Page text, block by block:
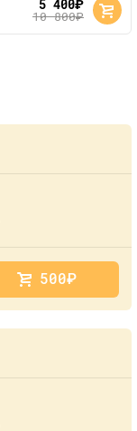
5 400руб.
10 800руб.
500руб.